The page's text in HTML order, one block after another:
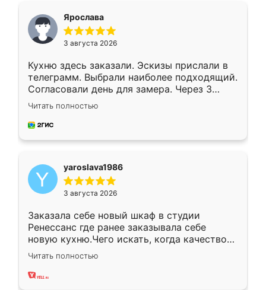
Ярослава
3 августа 2026
Кухню здесь заказали. Эскизы прислали в
телеграмм. Выбрали наиболее подходящий.
Согласовали день для замера. Через 3
недели кухня была уже готова. Остались
довольны работой. Спасибо Ренессанс
мебель за качественную работу!
Читать полностью
yaroslava1986
3 августа 2026
Заказала себе новый шкаф в студии
Ренессанс где ранее заказывала себе
новую кухню.Чего искать, когда качеством
вполне довольна. Служит кухня уже почти
два года, нареканий нет.
Читать полностью